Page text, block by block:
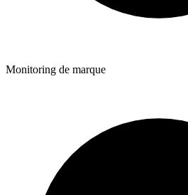
Monitoring de marque